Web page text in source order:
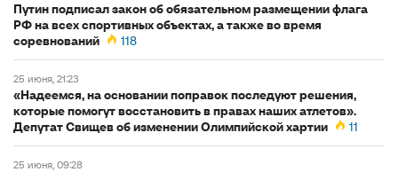
Путин подписал закон об обязательном размещении флага
РФ на всех спортивных объектах, а также во время
соревнований
118
25 июня, 21:23
«Надеемся, на основании поправок последуют решения,
которые помогут восстановить в правах наших атлетов».
Депутат Свищев об изменении Олимпийской хартии
11
25 июня, 09:28